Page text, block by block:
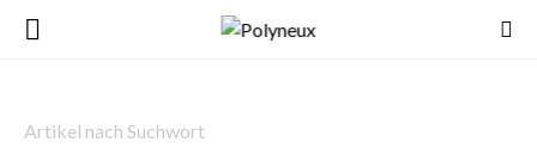
Artikel nach Suchwort